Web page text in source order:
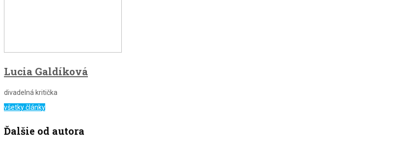
Lucia Galdíková
divadelná kritička
všetky články
Ďalšie od autora